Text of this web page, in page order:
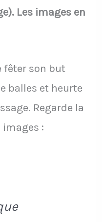
Les images en
fêter son but
balles et heurte
Regarde la
: